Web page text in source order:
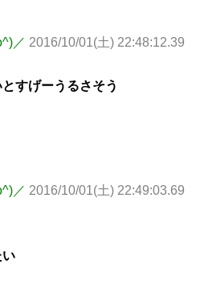
／ 2016/10/01(土) 22:48:12.39
すげーうるさそう
／ 2016/10/01(土) 22:49:03.69
い